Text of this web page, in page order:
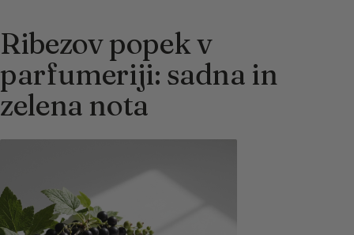
Ribezov popek v
parfumeriji: sadna in
zelena nota